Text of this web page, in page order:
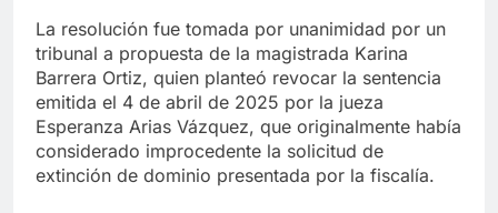
La resolución fue tomada por unanimidad por un
tribunal a propuesta de la magistrada Karina
Barrera Ortiz, quien planteó revocar la sentencia
emitida el 4 de abril de 2025 por la jueza
Esperanza Arias Vázquez, que originalmente había
considerado improcedente la solicitud de
extinción de dominio presentada por la fiscalía.